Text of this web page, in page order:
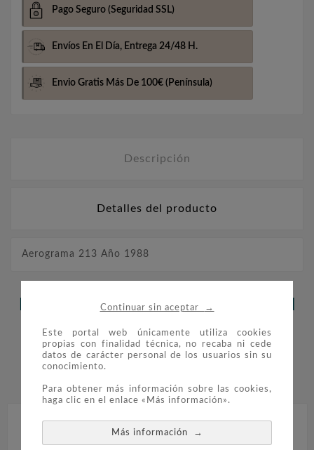
Continuar sin aceptar →
Este portal web únicamente utiliza cookies
propias con finalidad técnica, no recaba ni cede
datos de carácter personal de los usuarios sin su
conocimiento.
Para obtener más información sobre las cookies,
haga clic en el enlace «Más información».
Más información →
Pago Seguro (Seguridad SSL)
Envíos En El Día, Entrega 24/48 H.
Envio Gratis Más De 100€ (Península)
Descripción
Detalles del producto
Aerograma 213 Año 1988
LOS CLIENTES QUE ADQUIRIERON
ESTE PRODUCTO TAMBIÉN
COMPRARON: